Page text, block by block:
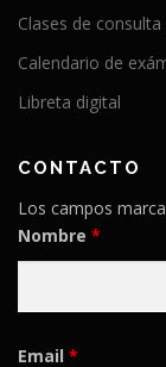
Clases de
Calendario de
Libreta digital
CONTACTO
Los campos
Nombre *
Email *